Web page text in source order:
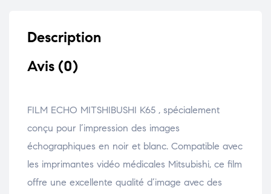
Description
Avis (0)
FILM ECHO MITSHIBUSHI K65 , spécialement
conçu pour l’impression des images
échographiques en noir et blanc. Compatible avec
les imprimantes vidéo médicales Mitsubishi, ce film
offre une excellente qualité d’image avec des